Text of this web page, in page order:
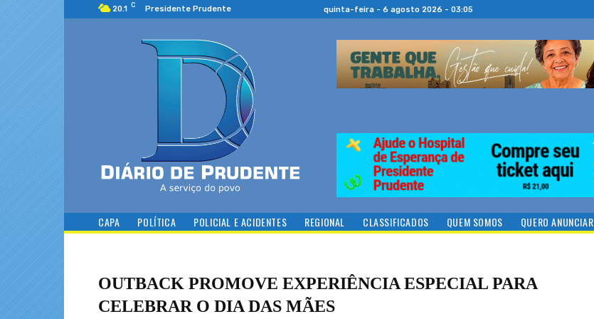
20.1 C Presidente Prudente quinta-feira - 6 agosto 2026 - 03:05
CAPA POLÍTICA POLICIAL E ACIDENTES REGIONAL CLASSIFICADOS QUEM SOMOS QUERO ANUNCIAR
OUTBACK PROMOVE EXPERIÊNCIA ESPECIAL PARA
CELEBRAR O DIA DAS MÃES